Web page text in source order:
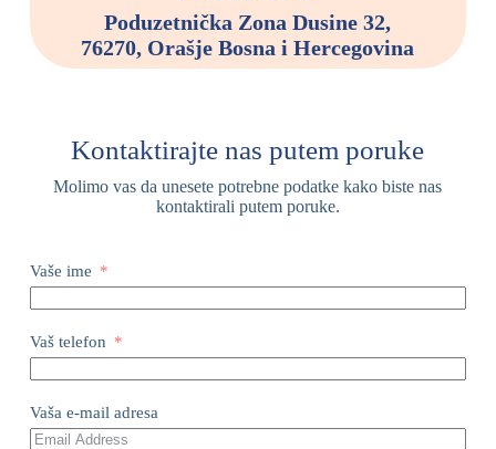
Poduzetnička Zona Dusine 32,
76270, Orašje Bosna i Hercegovina
Kontaktirajte nas putem poruke
Molimo vas da unesete potrebne podatke kako biste nas
kontaktirali putem poruke.
Vaše ime
Vaš telefon
Vaša e-mail adresa